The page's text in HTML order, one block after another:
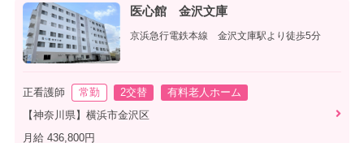
医心館 金沢文庫
京浜急行電鉄本線 金沢文庫駅より徒歩5分
正看護師 常勤 2交替
有料老人ホーム
【神奈川県】横浜市金沢区
月給 436,800円